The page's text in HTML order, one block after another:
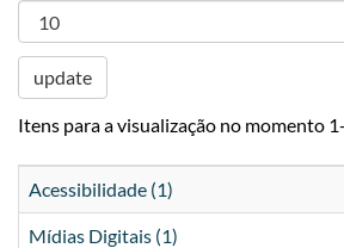
update
Itens para a visualização no momento
Acessibilidade (1)
Mídias Digitais (1)